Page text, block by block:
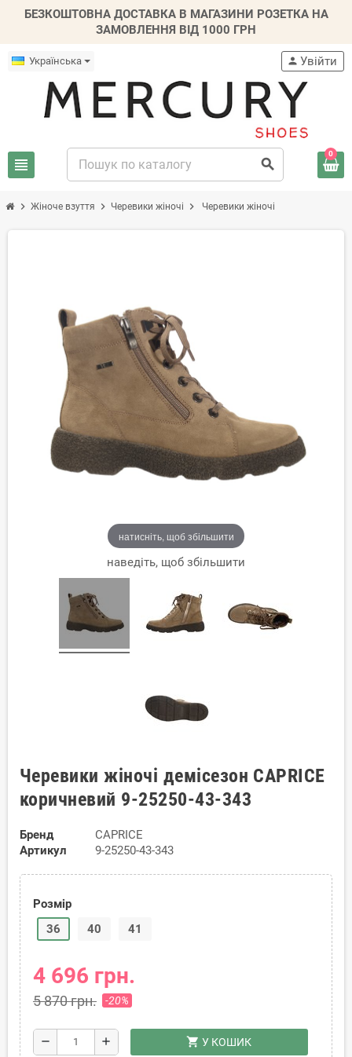
БЕЗКОШТОВНА ДОСТАВКА В МАГАЗИНИ РОЗЕТКА НА
ЗАМОВЛЕННЯ ВІД 1000 ГРН
Українська
view_headline search
person Увійти
0
chevron_right Жіноче взуття chevron_right Черевики жіночі chevron_right Черевики жіночі
натисніть, щоб збільшити
наведіть, щоб збільшити
Черевики жіночі демісезон CAPRICE
коричневий 9-25250-43-343
Бренд
CAPRICE
Артикул
9-25250-43-343
Розмір
36
40 41
4 696 грн.
5 870 грн. -20%
remove add shopping_cart У КОШИК